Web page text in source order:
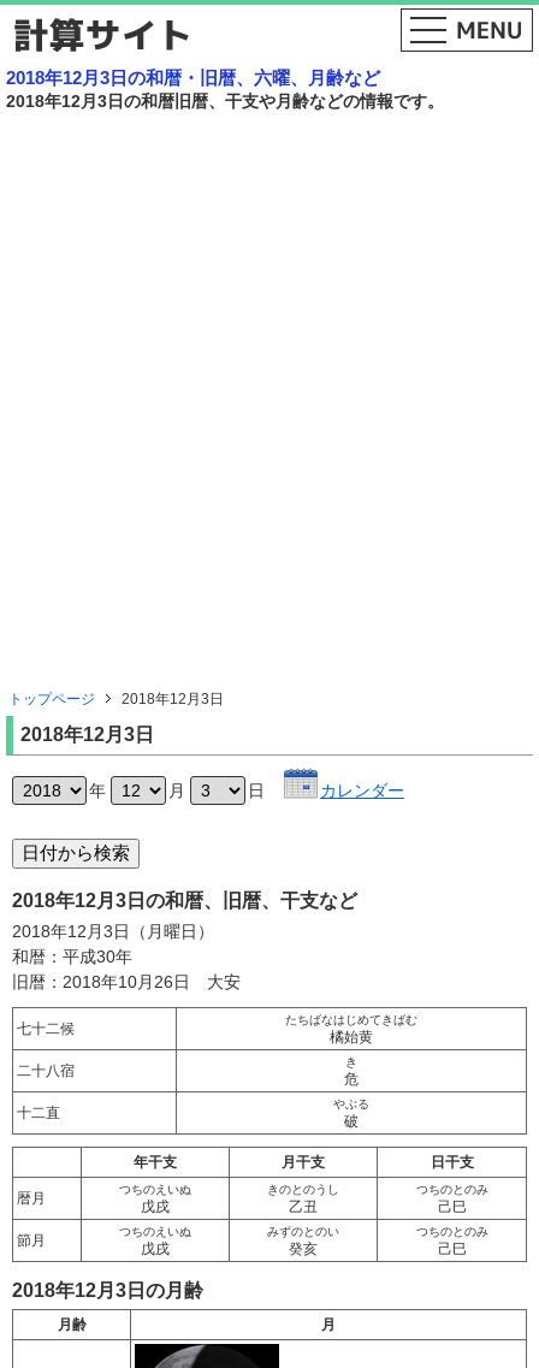
2018年12月3日の和暦・旧暦、六曜、月齢など
2018年12月3日の和暦旧暦、干支や月齢などの情報です。
トップページ 2018年12月3日
2018年12月3日
年 月 日 カレンダー
2018年12月3日の和暦、旧暦、干支など
2018年12月3日（月曜日）
和暦：平成30年
旧暦：2018年10月26日 大安
七十二候
たちばなはじめてきばむ
橘始黄
二十八宿
き
危
十二直
やぶる
破
年干支 月干支 日干支
暦月
つちのえいぬ
戊戌
きのとのうし
乙丑
つちのとのみ
己巳
節月
つちのえいぬ
戊戌
みずのとのい
癸亥
つちのとのみ
己巳
2018年12月3日の月齢
月齢 月